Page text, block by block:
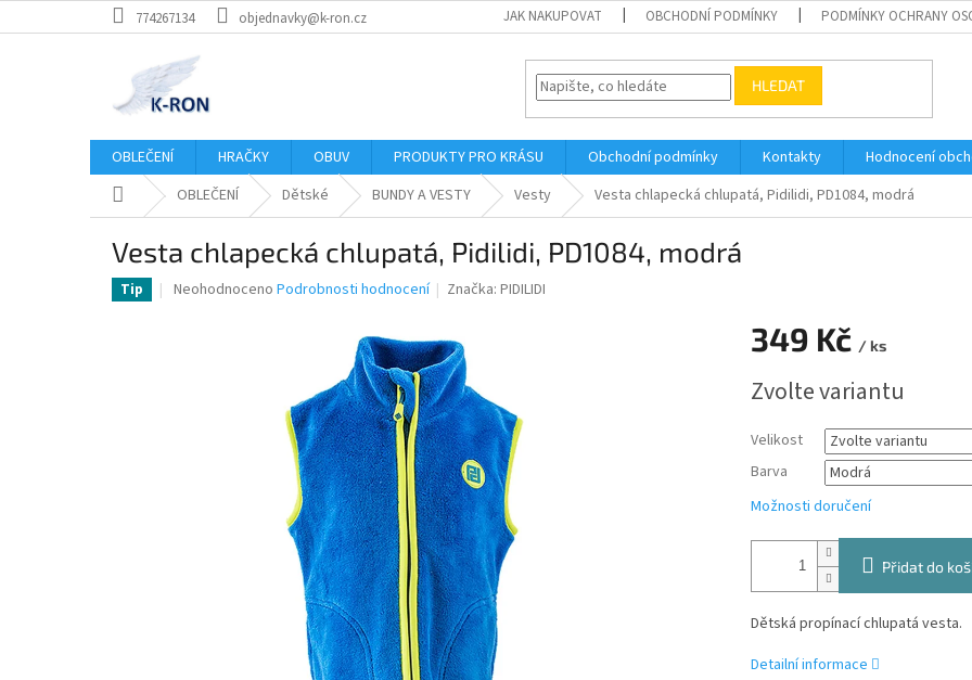
na
774267134 objednavky@k-ron.cz JAK NAKUPOVAT OBCHODNÍ PODMÍNKY PODMÍNKY OCHRANY
HLEDAT
OBLEČENÍ HRAČKY OBUV PRODUKTY PRO KRÁSU Obchodní podmínky Kontakty Hodnocení
Domů OBLEČENÍ Dětské BUNDY A VESTY Vesty Vesta chlapecká chlupatá, Pidilidi, PD1084, modrá
Vesta chlapecká chlupatá, Pidilidi, PD1084, modrá
Tip
Průměrné
Neohodnoceno Podrobnosti hodnocení Značka:PIDILIDI
349 Kč / ks
cena:
Zvolte variantu
Velikost
Barva
Možnosti doručení
Přidat do
Dětská propínací chlupatá vesta.
Detailní informace